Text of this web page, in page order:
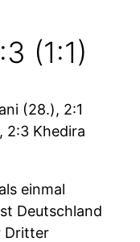
(1:1)
(28.), 2:1
2:3 Khedira
einmal
Deutschland
Dritter